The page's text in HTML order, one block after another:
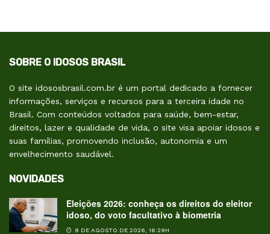
SOBRE O IDOSOS BRASIL
O site idososbrasil.com.br é um portal dedicado a fornecer
informações, serviços e recursos para a terceira idade no
Brasil. Com conteúdos voltados para saúde, bem-estar,
direitos, lazer e qualidade de vida, o site visa apoiar idosos e
suas famílias, promovendo inclusão, autonomia e um
envelhecimento saudável.
NOVIDADES
Eleições 2026: conheça os direitos do eleitor
idoso, do voto facultativo à biometria
8 DE AGOSTO DE 2026, 16:29H